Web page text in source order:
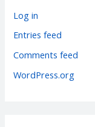
r
i
Log in
Entries feed
Comments feed
WordPress.org